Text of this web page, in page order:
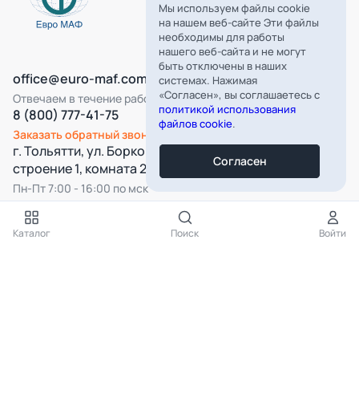
Все категории
Каталог Поиск Войти
office@euro-maf.com
Отвечаем в течение рабочего дня
8 (800) 777-41-75
Заказать обратный звонок
г. Тольятти, ул. Борковская, д. 16,
строение 1, комната 22
Пн-Пт 7:00 - 16:00 по мск
Подпишитесь на нашу рассылку
Мы используем файлы cookie
на нашем веб-сайте Эти файлы
необходимы для работы
нашего веб-сайта и не могут
быть отключены в наших
системах. Нажимая
«Согласен», вы соглашаетесь с
политикой использования
файлов cookie.
Согласен